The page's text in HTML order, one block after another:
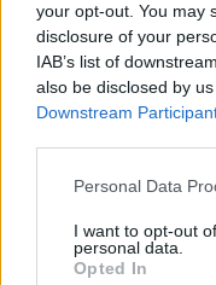
your opt-out. You may
disclosure of your
IAB’s list of
also be disclosed by
Downstream
Please note that this
not limited to your visit
grant or deny consent
Personal Data
I want to opt-out
personal data.
Opted In
Więcej o lidze:IV liga
CZYTAJ TAKŻE
Dogrywka na
finału.
Sokół Łańcut z